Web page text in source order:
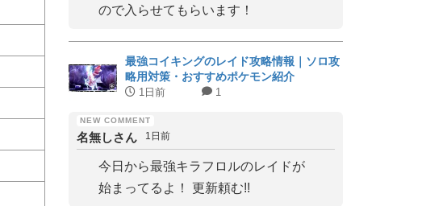
ので入らせてもらいます！
最強コイキングのレイド攻略情報｜ソロ攻
略用対策・おすすめポケモン紹介
1日前 1
名無しさん 1日前
今日から最強キラフロルのレイドが
始まってるよ！ 更新頼む!!